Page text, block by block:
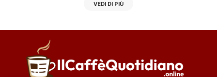
VEDI DI PIÙ